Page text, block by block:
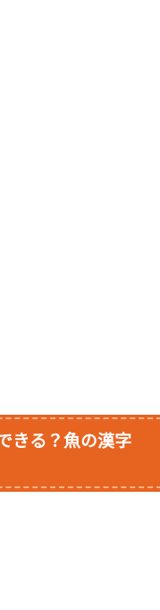
きる？魚の漢字